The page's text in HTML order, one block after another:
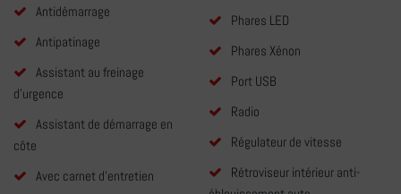
Antidémarrage
Antipatinage
Assistant au freinage
d'urgence
Assistant de démarrage en
côte
Avec carnet d'entretien
Phares LED
Phares Xénon
Port USB
Radio
Régulateur de vitesse
Rétroviseur intérieur anti-